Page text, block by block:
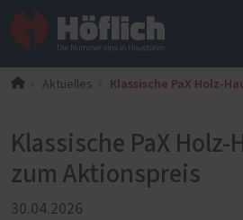
Aktuelles Klassische PaX Holz-
Klassische PaX
zum Aktionspreis
30.04.2026